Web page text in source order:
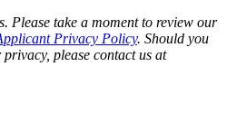
Please take a moment to review our
Privacy Policy. Should you
please contact us at